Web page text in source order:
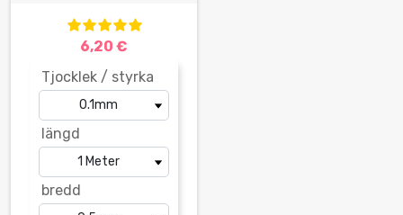
6,20 €
Tjocklek / styrka
längd
bredd